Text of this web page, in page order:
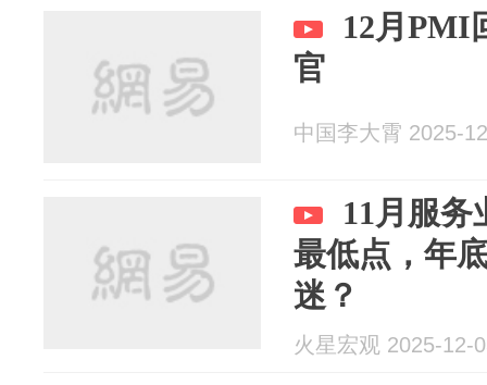
12月PMI
官
中国李大霄 2025-
11月服务
最低点，年
迷？
火星宏观 2025-12-